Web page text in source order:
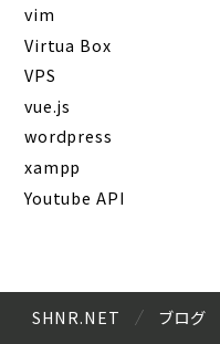
vim
Virtua Box
VPS
vue.js
wordpress
xampp
Youtube API
SHNR.NET ブログ